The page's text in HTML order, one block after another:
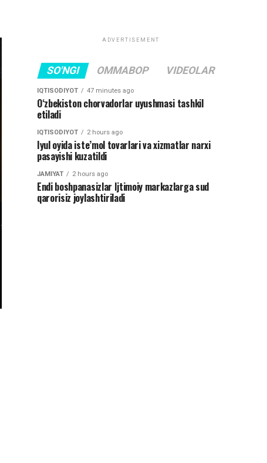
ADVERTISEMENT
SO'NGI OMMABOP VIDEOLAR
IQTISODIYOT 47 minutes ago
O‘zbekiston chorvadorlar uyushmasi tashkil
etiladi
IQTISODIYOT 2 hours ago
Iyul oyida iste’mol tovarlari va xizmatlar narxi
pasayishi kuzatildi
JAMIYAT 2 hours ago
Endi boshpanasizlar Ijtimoiy markazlarga sud
qarorisiz joylashtiriladi